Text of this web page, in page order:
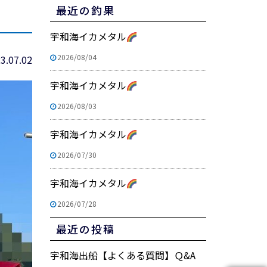
最近の釣果
宇和海イカメタル
2026/08/04
宇和海イカメタル
2026/08/03
宇和海イカメタル
2026/07/30
宇和海イカメタル
2026/07/28
最近の投稿
宇和海出船【よくある質問】Ｑ&A